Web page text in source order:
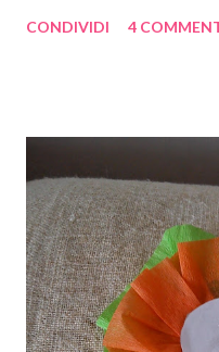
sì con i libri, con le poesie e
perché è pieno di spunti
e come saranno articolati i
(sole, luna e stelle, vento,
lavoretti, giochi e letture. Il
bel po' di settimane, ma
salteranno...
CONDIVIDI 4